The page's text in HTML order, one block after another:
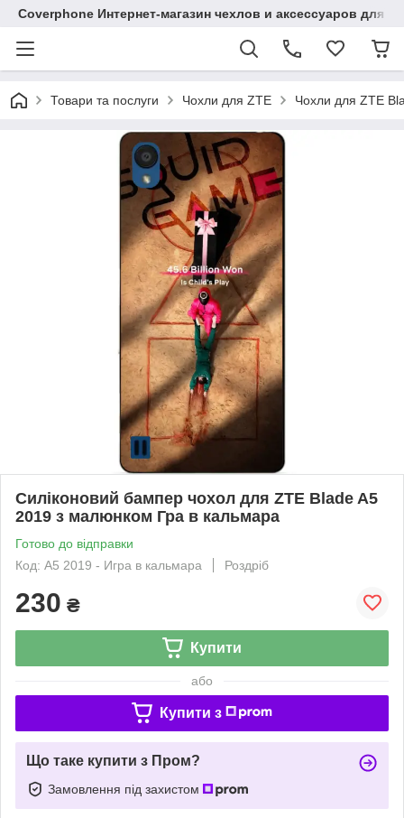
Coverphone Интернет-магазин чехлов и аксессуаров для
Товари та послуги Чохли для ZTE Чохли для ZTE
Силіконовий бампер чохол для ZTE Blade A5
2019 з малюнком Гра в кальмара
Готово до відправки
Код: A5 2019 - Игра в кальмара
Роздріб
230 ₴
Купити
або
Купити з
Що таке купити з Пром?
Замовлення під захистом